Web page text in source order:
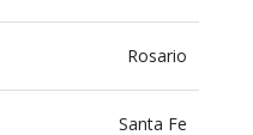
Rosario
Santa Fe